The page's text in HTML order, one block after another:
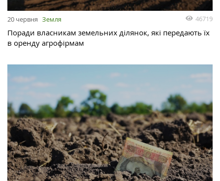
20 червня Земля 46719
Поради власникам земельних ділянок, які передають їх
в оренду агрофірмам